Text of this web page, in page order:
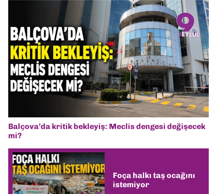
Balçova’da kritik bekleyiş: Meclis dengesi değişecek
mi?
Foça halkı taş ocağını
istemiyor